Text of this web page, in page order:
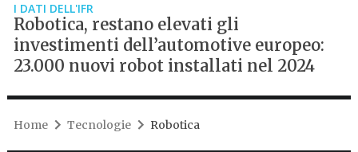
I DATI DELL'IFR
Robotica, restano elevati gli
investimenti dell’automotive europeo:
23.000 nuovi robot installati nel 2024
Home Tecnologie Robotica